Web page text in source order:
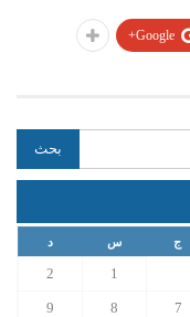
Google+
ج س د
1
2
7
8
9